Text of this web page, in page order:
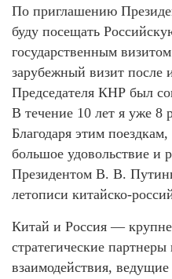
По приглашению
буду посещать
государственным
зарубежный визит после
Председателя КНР был
В течение 10 лет я уже 8
Благодаря этим
большое удовольствие и
Президентом В. В.
летописи китайско-
Китай и Россия —
стратегические
взаимодействия,